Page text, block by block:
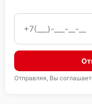
Отправляя, Вы